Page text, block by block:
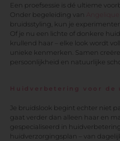
Een proefsessie is dé ultieme
Onder begeleiding van
bruidsstyling, kun je
Of je nu een lichte of donkere
krullend haar – elke look wordt
unieke kenmerken. Samen
persoonlijkheid en natuurlijke
Huidverbetering voor de
Je bruidslook begint echter niet
gaat verder dan alleen haar en
gespecialiseerd in
huidverzorgingsplan – van